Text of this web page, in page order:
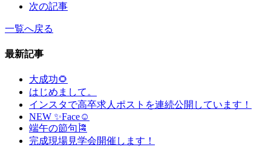
次の記事
一覧へ戻る
最新記事
大成功🌻
はじめまして。
インスタで高卒求人ポストを連続公開しています！
NEW ✨Face☺
端午の節句🎏
完成現場見学会開催します！